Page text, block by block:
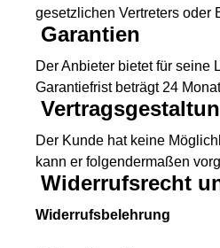
gesetzlichen Vertreters oder
Garantien
Der Anbieter bietet für seine
Garantiefrist beträgt 24
Der Kunde hat keine
kann er folgendermaßen
Widerrufsrecht
Widerrufsbelehrung